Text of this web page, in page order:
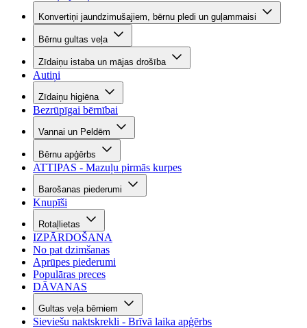
Konvertiņi jaundzimušajiem, bērnu pledi un guļammaisi
Bērnu gultas veļa
Zīdaiņu istaba un mājas drošība
Autiņi
Zīdaiņu higiēna
Bezrūpīgai bērnībai
Vannai un Peldēm
Bērnu apģērbs
ATTIPAS - Mazuļu pirmās kurpes
Barošanas piederumi
Knupīši
Rotaļlietas
IZPĀRDOŠANA
No pat dzimšanas
Aprūpes piederumi
Populāras preces
DĀVANAS
Gultas veļa bērniem
Sieviešu naktskrekli - Brīvā laika apģērbs